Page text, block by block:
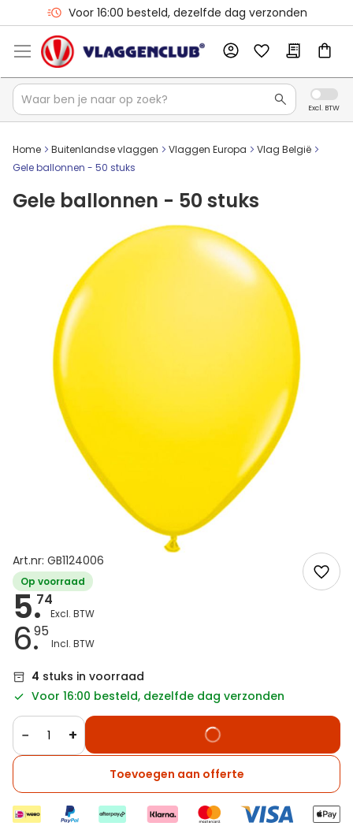
Voor 16:00 besteld, dezelfde dag verzonden
Home Buitenlandse vlaggen Vlaggen Europa
Vlag België
Gele ballonnen - 50 stuks
Gele ballonnen - 50 stuks
Art.nr: GB1124006
Op voorraad
5.74
6.95
4 stuks in voorraad
Voor 16:00 besteld, dezelfde dag verzonden
− +
Toevoegen aan offerte